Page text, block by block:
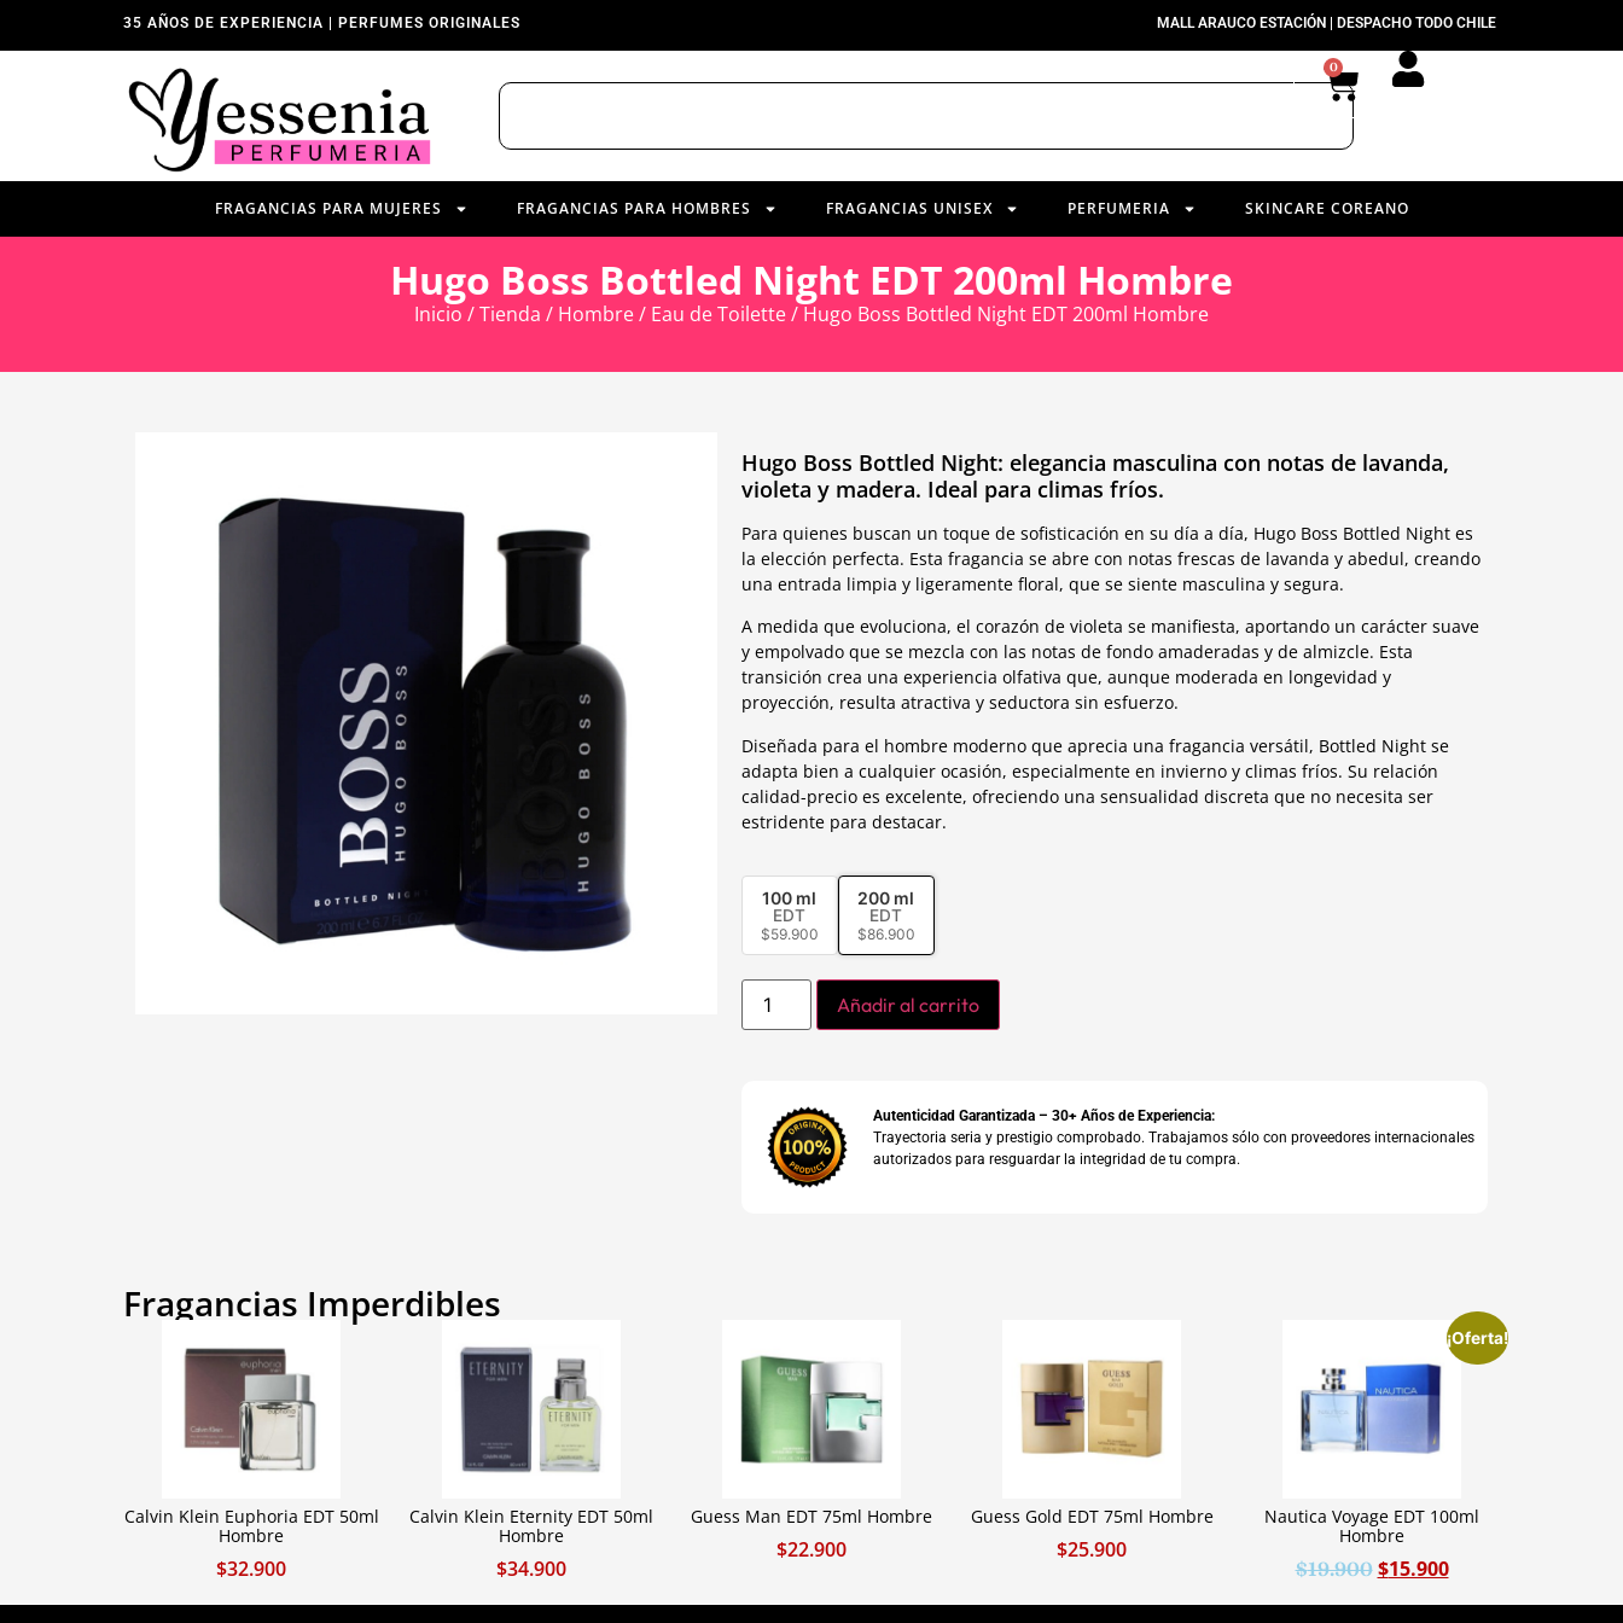
35 AÑOS DE EXPERIENCIA | PERFUMES ORIGINALES MALL ARAUCO ESTACIÓN | DESPACHO TODO CHILE
0
FRAGANCIAS PARA MUJERES FRAGANCIAS PARA HOMBRES FRAGANCIAS UNISEX PERFUMERIA SKINCARE COREANO
Hugo Boss Bottled Night EDT 200ml Hombre
Inicio /Tienda / Hombre/ Eau de Toilette/ Hugo Boss Bottled Night EDT 200ml Hombre
Hugo Boss Bottled Night: elegancia masculina con notas de lavanda,
violeta y madera. Ideal para climas fríos.
Para quienes buscan un toque de sofisticación en su día a día, Hugo Boss Bottled Night es
la elección perfecta. Esta fragancia se abre con notas frescas de lavanda y abedul, creando
una entrada limpia y ligeramente floral, que se siente masculina y segura.
A medida que evoluciona, el corazón de violeta se manifiesta, aportando un carácter suave
y empolvado que se mezcla con las notas de fondo amaderadas y de almizcle. Esta
transición crea una experiencia olfativa que, aunque moderada en longevidad y
proyección, resulta atractiva y seductora sin esfuerzo.
Diseñada para el hombre moderno que aprecia una fragancia versátil, Bottled Night se
adapta bien a cualquier ocasión, especialmente en invierno y climas fríos. Su relación
calidad-precio es excelente, ofreciendo una sensualidad discreta que no necesita ser
estridente para destacar.
100 ml
EDT
$59.900
200 ml
EDT
$86.900
Añadir al carrito
Autenticidad Garantizada – 30+ Años de Experiencia:
Trayectoria seria y prestigio comprobado. Trabajamos sólo con proveedores internacionales
autorizados para resguardar la integridad de tu compra.
Fragancias Imperdibles
Calvin Klein Euphoria EDT 50ml
Hombre
$32.900
Calvin Klein Eternity EDT 50ml
Hombre
$34.900
Guess Man EDT 75ml Hombre
$22.900
Guess Gold EDT 75ml Hombre
$25.900
¡Oferta!
Nautica Voyage EDT 100ml
Hombre
$19.900 $15.900